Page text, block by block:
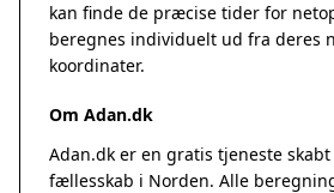
kan finde de præcise tider for
beregnes individuelt ud fra deres
koordinater.
Om Adan.dk
Adan.dk er en gratis tjeneste
fællesskab i Norden. Alle